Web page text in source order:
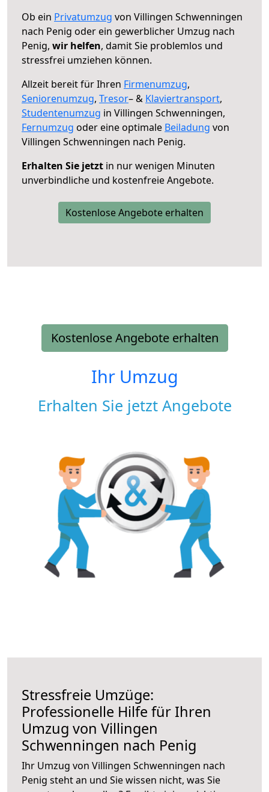
Ob ein Privatumzug von Villingen Schwenningen
nach Penig oder ein gewerblicher Umzug nach
Penig, wir helfen, damit Sie problemlos und
stressfrei umziehen können.
Allzeit bereit für Ihren Firmenumzug,
Seniorenumzug, Tresor– & Klaviertransport,
Studentenumzug in Villingen Schwenningen,
Fernumzug oder eine optimale Beiladung von
Villingen Schwenningen nach Penig.
Erhalten Sie jetzt in nur wenigen Minuten
unverbindliche und kostenfreie Angebote.
Kostenlose Angebote erhalten
Kostenlose Angebote erhalten
Ihr Umzug
Erhalten Sie jetzt Angebote
Stressfreie Umzüge:
Professionelle Hilfe für Ihren
Umzug von Villingen
Schwenningen nach Penig
Ihr Umzug von Villingen Schwenningen nach
Penig steht an und Sie wissen nicht, was Sie